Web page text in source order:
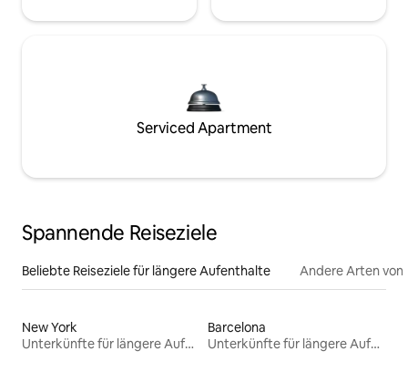
Serviced Apartment
Spannende Reiseziele
Beliebte Reiseziele für längere Aufenthalte Andere Arten
New York
Unterkünfte für längere Aufenthalte
Barcelona
Unterkünfte für längere Aufenthalte